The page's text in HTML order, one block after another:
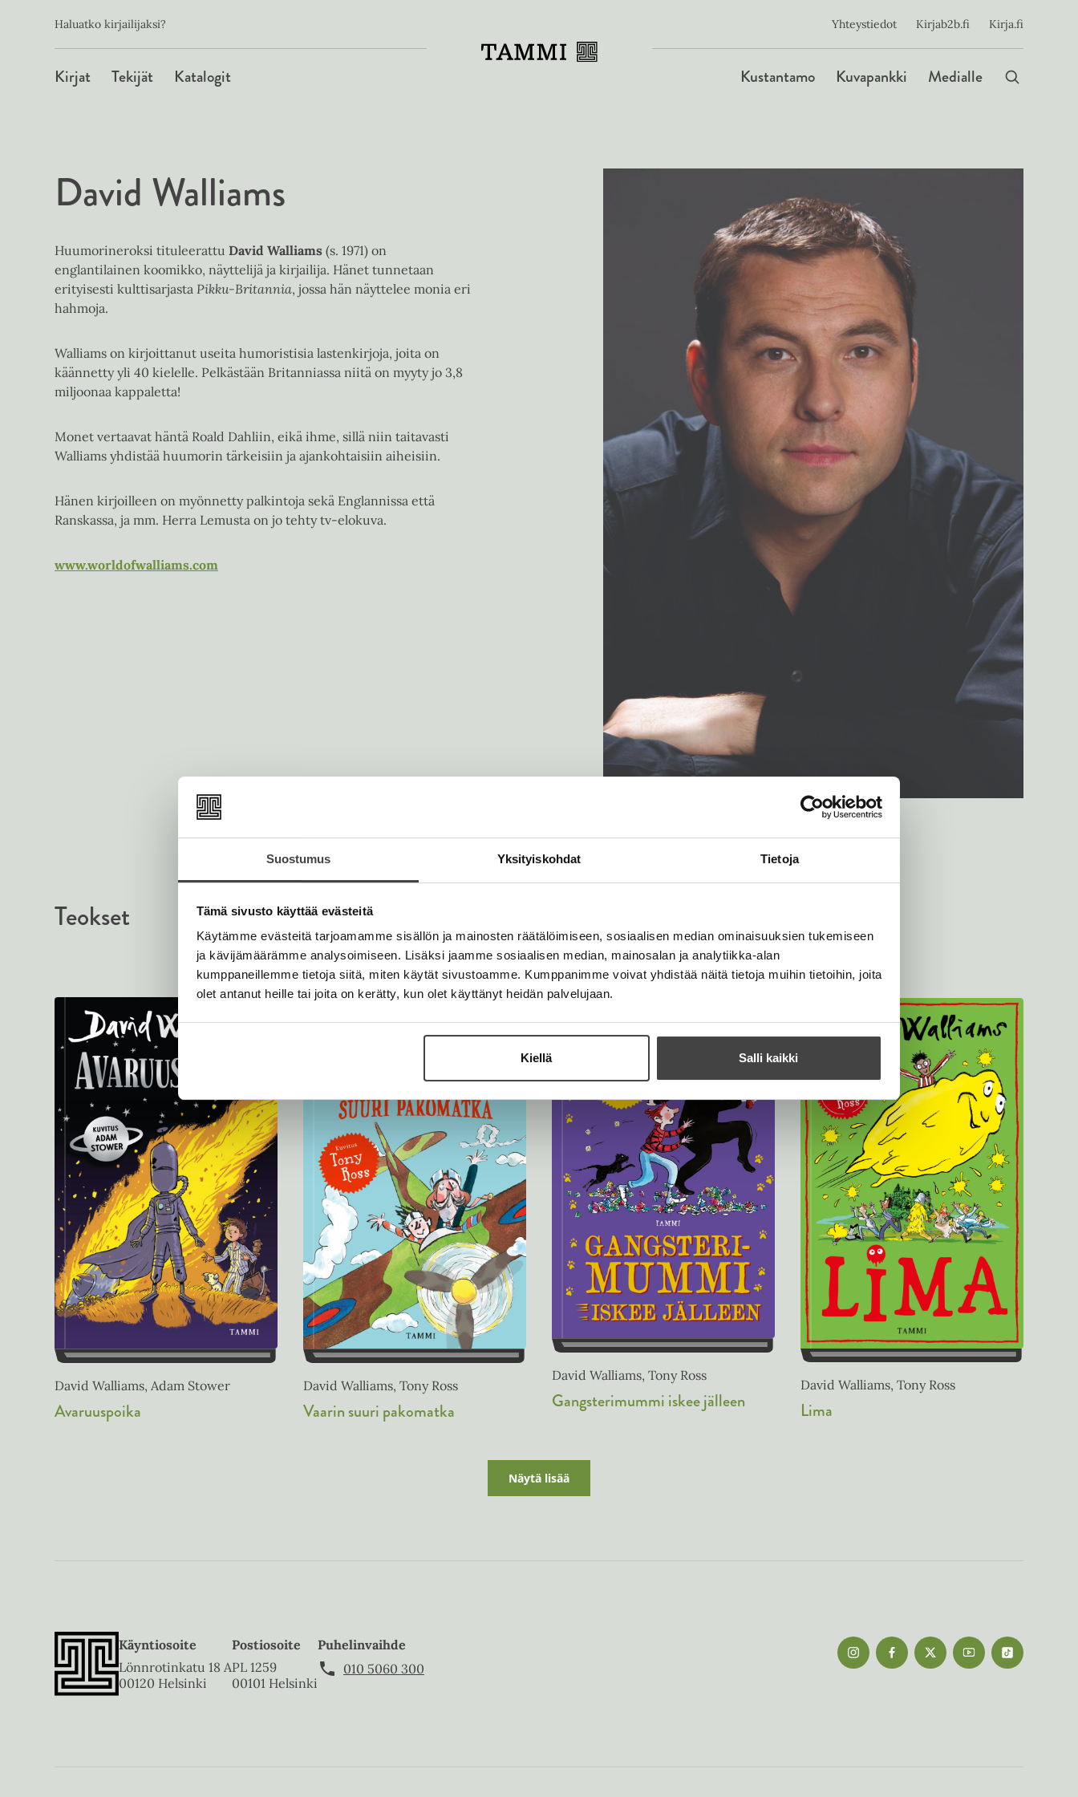
Suostumus Yksityiskohdat Tietoja
Tämä sivusto käyttää evästeitä
Käytämme evästeitä tarjoamamme sisällön ja mainosten räätälöimiseen, sosiaalisen median ominaisuuksien tukemiseen
ja kävijämäärämme analysoimiseen. Lisäksi jaamme sosiaalisen median, mainosalan ja analytiikka-alan
kumppaneillemme tietoja siitä, miten käytät sivustoamme. Kumppanimme voivat yhdistää näitä tietoja muihin tietoihin, joita
olet antanut heille tai joita on kerätty, kun olet käyttänyt heidän palvelujaan.
Kiellä Salli kaikki
Toissijainen
Haluatko kirjailijaksi?
Päävalikko
Kirjat Tekijät Katalogit
Yhteystiedot Kirjab2b.fi Kirja.fi
Päävalikko
Kustantamo Kuvapankki Medialle
David Walliams
Huumorineroksi tituleerattu David Walliams (s. 1971) on
englantilainen koomikko, näyttelijä ja kirjailija. Hänet tunnetaan
erityisesti kulttisarjasta Pikku-Britannia, jossa hän näyttelee monia eri
hahmoja.
Walliams on kirjoittanut useita humoristisia lastenkirjoja, joita on
käännetty yli 40 kielelle. Pelkästään Britanniassa niitä on myyty jo 3,8
miljoonaa kappaletta!
Monet vertaavat häntä Roald Dahliin, eikä ihme, sillä niin taitavasti
Walliams yhdistää huumorin tärkeisiin ja ajankohtaisiin aiheisiin.
Hänen kirjoilleen on myönnetty palkintoja sekä Englannissa että
Ranskassa, ja mm. Herra Lemusta on jo tehty tv-elokuva.
www.worldofwalliams.com
Teokset
David Walliams, Adam Stower
Avaruuspoika
David Walliams, Tony Ross
Vaarin suuri pakomatka
David Walliams, Tony Ross
Gangsterimummi iskee jälleen
David Walliams, Tony Ross
Lima
Näytä lisää
Käyntiosoite
Lönnrotinkatu 18 A
00120 Helsinki
Postiosoite
PL 1259
00101 Helsinki
Puhelinvaihde
010 5060 300